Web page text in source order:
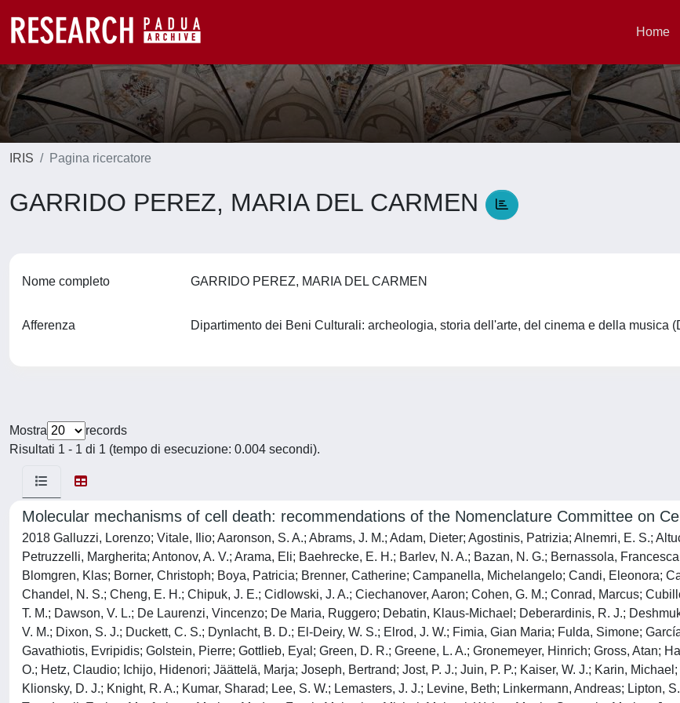
Home
IRIS Pagina ricercatore
GARRIDO PEREZ, MARIA DEL CARMEN
Nome completo GARRIDO PEREZ, MARIA DEL CARMEN
Afferenza Dipartimento dei Beni Culturali: archeologia, storia dell'arte, del cinema e della musica
Mostra
records
Risultati 1 - 1 di 1 (tempo di esecuzione: 0.004 secondi).
Molecular mechanisms of cell death: recommendations of the Nomenclature Committee on
2018 Galluzzi, Lorenzo; Vitale, Ilio; Aaronson, S. A.; Abrams, J. M.; Adam, Dieter; Agostinis, Patrizia; Alnemri, E. S.;
Petruzzelli, Margherita; Antonov, A. V.; Arama, Eli; Baehrecke, E. H.; Barlev, N. A.; Bazan, N. G.; Bernassola,
Blomgren, Klas; Borner, Christoph; Boya, Patricia; Brenner, Catherine; Campanella, Michelangelo; Candi, Eleonora;
Chandel, N. S.; Cheng, E. H.; Chipuk, J. E.; Cidlowski, J. A.; Ciechanover, Aaron; Cohen, G. M.; Conrad, Marcus;
T. M.; Dawson, V. L.; De Laurenzi, Vincenzo; De Maria, Ruggero; Debatin, Klaus-Michael; Deberardinis, R. J.;
V. M.; Dixon, S. J.; Duckett, C. S.; Dynlacht, B. D.; El-Deiry, W. S.; Elrod, J. W.; Fimia, Gian Maria; Fulda, Simone;
Gavathiotis, Evripidis; Golstein, Pierre; Gottlieb, Eyal; Green, D. R.; Greene, L. A.; Gronemeyer, Hinrich; Gross, Atan;
O.; Hetz, Claudio; Ichijo, Hidenori; Jäättelä, Marja; Joseph, Bertrand; Jost, P. J.; Juin, P. P.; Kaiser, W. J.; Karin,
Klionsky, D. J.; Knight, R. A.; Kumar, Sharad; Lee, S. W.; Lemasters, J. J.; Levine, Beth; Linkermann, Andreas; Lipton,